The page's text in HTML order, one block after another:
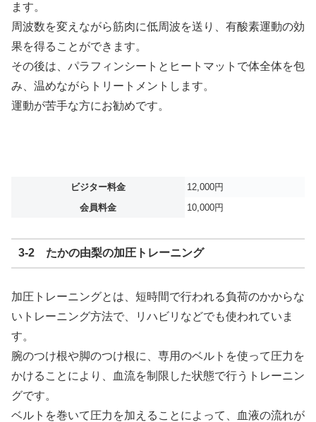
ます。
周波数を変えながら筋肉に低周波を送り、有酸素運動の効
果を得ることができます。
その後は、パラフィンシートとヒートマットで体全体を包
み、温めながらトリートメントします。
運動が苦手な方にお勧めです。
ビジター料金
12,000円
会員料金
10,000円
3-2 たかの由梨の加圧トレーニング
加圧トレーニングとは、短時間で行われる負荷のかからな
いトレーニング方法で、リハビリなどでも使われていま
す。
腕のつけ根や脚のつけ根に、専用のベルトを使って圧力を
かけることにより、血流を制限した状態で行うトレーニン
グです。
ベルトを巻いて圧力を加えることによって、血液の流れが